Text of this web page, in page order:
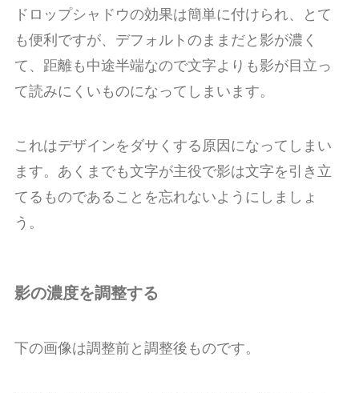
ドロップシャドウの効果は簡単に付けられ、とて
も便利ですが、デフォルトのままだと影が濃く
て、距離も中途半端なので文字よりも影が目立っ
て読みにくいものになってしまいます。
これはデザインをダサくする原因になってしまい
ます。あくまでも文字が主役で影は文字を引き立
てるものであることを忘れないようにしましょ
う。
影の濃度を調整する
下の画像は調整前と調整後ものです。